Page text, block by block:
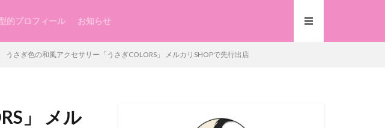
的プロフィール お知らせ
うさぎ色の和風アクセサリー「うさぎCOLORS」 メルカリSHOPで先行出店
」 メル